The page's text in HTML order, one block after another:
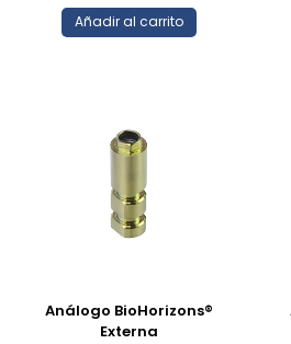
Añadir al carrito
Análogo BioHorizons®
Externa